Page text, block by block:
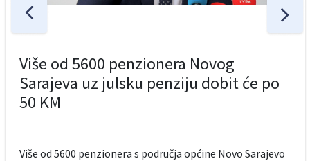
Više od 5600 penzionera Novog
Sarajeva uz julsku penziju dobit će po
50 KM
Više od 5600 penzionera s područja općine Novo Sarajevo